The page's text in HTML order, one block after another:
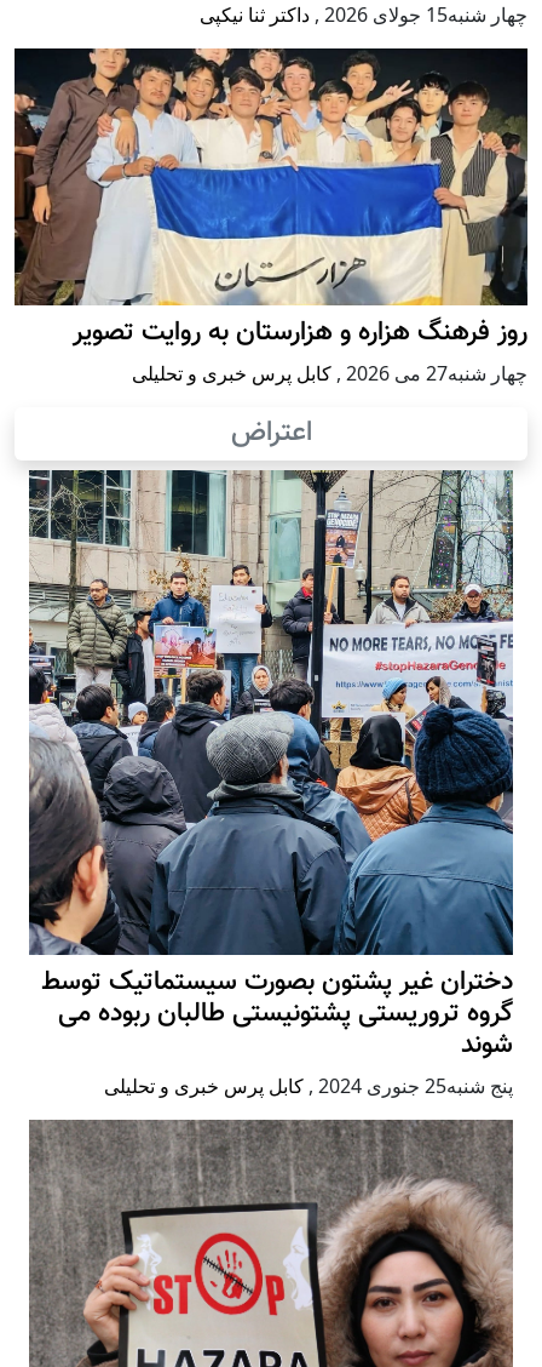
چهار شنبه15 جولای 2026 , داکتر ثنا نیکپی
روز فرهنگ هزاره و هزارستان به روایت تصویر
چهار شنبه27 می 2026 , کابل پرس خبری و تحلیلی
اعتراض
دختران غیر پشتون بصورت سیستماتیک توسط
گروه تروریستی پشتونیستی طالبان ربوده می
شوند
پنج شنبه25 جنوری 2024 , کابل پرس خبری و تحلیلی